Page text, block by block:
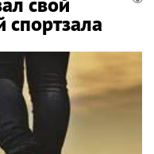
спортзала